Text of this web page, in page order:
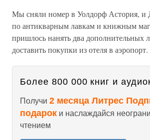
Мы сняли номер в Уолдорф Астория,
по антикварным лавкам и книжным
пришлось нанять два дополнительных
доставить покупки из отеля в аэропорт.
Более 800 000 книг и
Получи 2 месяца Литрес
подарок и наслаждайся
чтением